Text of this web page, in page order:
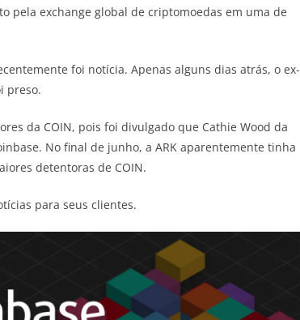
pela exchange global de criptomoedas em uma de
foi notícia. Apenas alguns dias atrás, o ex-
preso.
da COIN, pois foi divulgado que Cathie Wood da
No final de junho, a ARK aparentemente tinha
detentoras de COIN.
para seus clientes.